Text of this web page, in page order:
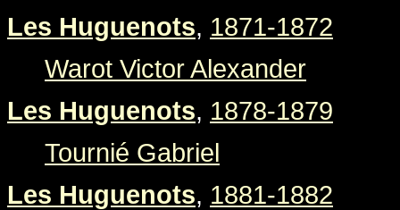
Les Huguenots, 1871-1872
Warot Victor Alexander
Les Huguenots, 1878-1879
Tournié Gabriel
Les Huguenots, 1881-1882